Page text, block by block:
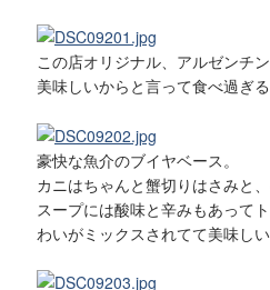
この店オリジナル、アルゼンチ
美味しいからと言って食べ過ぎ
豪快な魚介のブイヤベース。
カニはちゃんと蟹切りはさみと
スープには酸味と辛みもあって
わいがミックスされてて美味しい